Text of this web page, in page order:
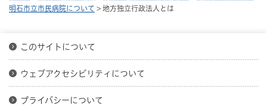
明石市立市民病院について > 地方独立行政法人とは
このサイトについて
ウェブアクセシビリティについて
プライバシーについて